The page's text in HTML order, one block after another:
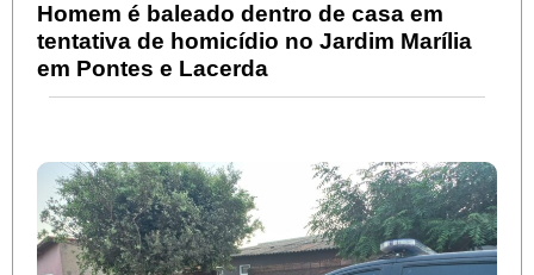
Homem é baleado dentro de casa em
tentativa de homicídio no Jardim Marília
em Pontes e Lacerda